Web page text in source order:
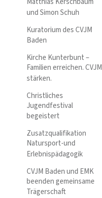
und Simon Schuh
Kuratorium des CVJM
Baden
Kirche Kunterbunt –
Familien erreichen. CVJM
stärken.
Christliches
Jugendfestival
begeistert
Zusatzqualifikation
Natursport-und
Erlebnispädagogik
CVJM Baden und EMK
beenden gemeinsame
Trägerschaft